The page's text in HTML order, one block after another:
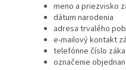
meno a priezvisko
dátum narodenia
adresa trvalého
e-mailový kontakt
telefónne číslo
označenie